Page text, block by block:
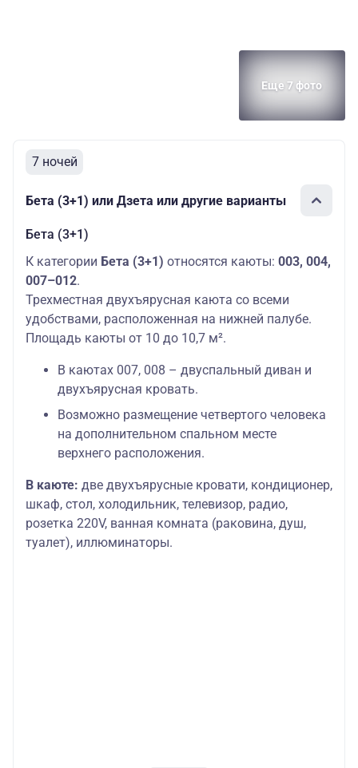
Еще 7 фото
7 ночей
Бета (3+1) или Дзета или другие варианты
Бета (3+1)
К категории Бета (3+1) относятся каюты: 003, 004,
007–012.
Трехместная двухъярусная каюта со всеми
удобствами, расположенная на нижней палубе.
Площадь каюты от 10 до 10,7 м².
В каютах 007, 008 – двуспальный диван и
двухъярусная кровать.
Возможно размещение четвертого человека
на дополнительном спальном месте
верхнего расположения.
В каюте: две двухъярусные кровати, кондиционер,
шкаф, стол, холодильник, телевизор, радио,
розетка 220V, ванная комната (раковина, душ,
туалет), иллюминаторы.